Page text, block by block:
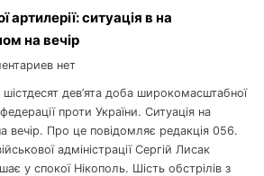
артилерії: ситуація в на
на вечір
нет
шістдесят дев’ята доба широкомасштабної
проти України. Ситуація на
вечір. Про це повідомляє редакція 056.
адміністрації Сергій Лисак
у спокої Нікополь. Шість обстрілів з